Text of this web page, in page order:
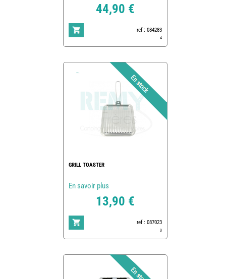
44,90 €
ref : 084283
4
GRILL TOASTER
En savoir plus
13,90 €
ref : 087023
3